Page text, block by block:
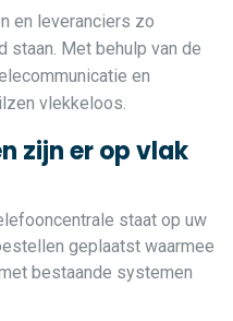
en leveranciers zo
Met behulp van de
en
vlekkeloos.
zijn er op vlak
staat op uw
geplaatst waarmee
bestaande systemen